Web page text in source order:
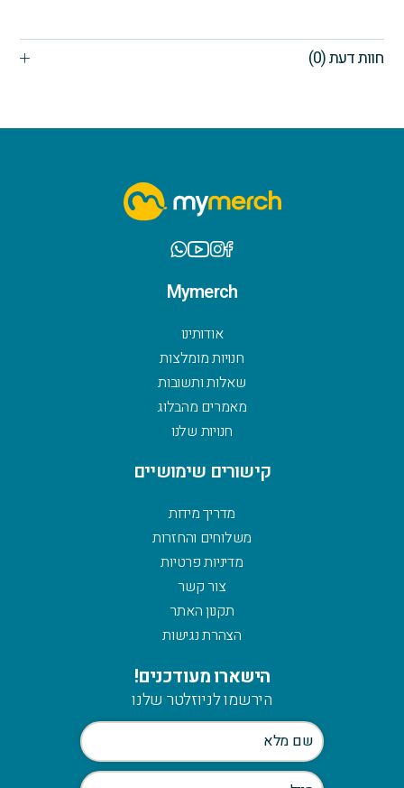
חוות דעת (0)
Mymerch
אודותינו
חנויות מומלצות
שאלות ותשובות
מאמרים מהבלוג
חנויות שלנו
קישורים שימושיים
מדריך מידות
משלוחים והחזרות
מדיניות פרטיות
צור קשר
תקנון האתר
הצהרת נגישות
הישארו מעודכנים!
הירשמו לניוזלטר שלנו